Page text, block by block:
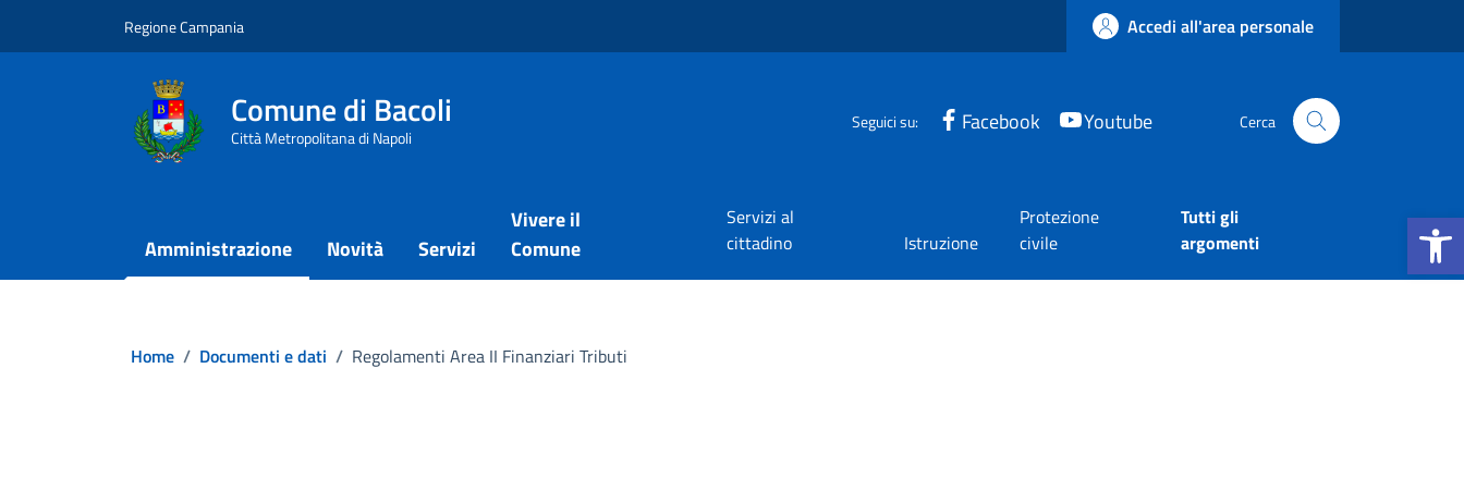
Apri la
Regione Campania Accedi all'area personale
Comune di Bacoli
Città Metropolitana di Napoli
Seguici su: Facebook Youtube Cerca
Amministrazione Novità Servizi
Vivere il
Comune
Servizi al
cittadino
Istruzione
Protezione
civile
Tutti gli
argomenti
Home / Documenti e dati / Regolamenti Area II Finanziari Tributi